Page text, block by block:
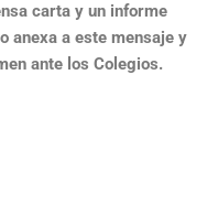
carta y un informe
anexa a este mensaje y
ante los Colegios.